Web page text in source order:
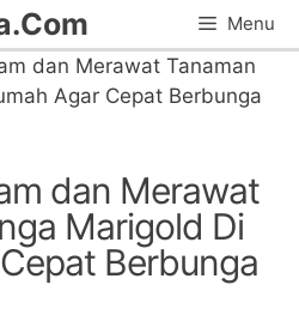
Menu
dan Merawat Tanaman
Agar Cepat Berbunga
dan Merawat
Marigold Di
Berbunga